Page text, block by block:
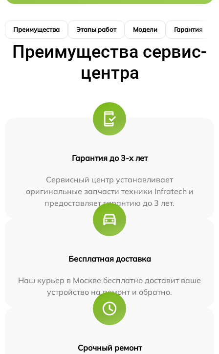
Преимущества Этапы работ Модели Гарантия
Преимущества сервис-
центра
Гарантия до 3-х лет
Сервисный центр устанавливает
оригинальные запчасти техники Infratech и
предоставляет гарантию до 3 лет.
Бесплатная доставка
Наш курьер в Москве бесплатно доставит ваше
устройство на ремонт и обратно.
Срочный ремонт